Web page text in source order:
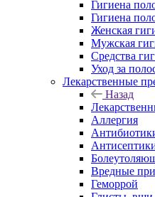
Гигиена
Гигиена
Женская
Мужская
Средства
Уход за
Лекарственные
Назад
Аллергия
Вредные
Геморрой